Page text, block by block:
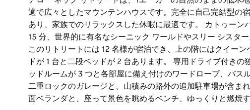
適で広々としたマウンテンハウスです。完全に自己完結型の
あり、家族でのリラックスした休暇に最適です。 カトゥーン
15 分、世界的に有名なシーニック ワールドやスリー シスタ
このリトリートには 12 名様が宿泊でき、上の階にはクイー
ドが 1 台と二段ベッドが 2 台あります。 専用ドライブ付き
ッドルームが 3 つと各部屋に備え付けのワードローブ、バス
二重ロックのガレージと、山積みの路外の追加駐車場が含ま
面ベランダと、座って景色を眺めるベンチ、ゆっくりと燃焼